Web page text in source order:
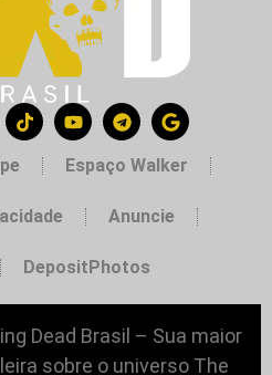
Espaço Walker
Anuncie
DepositPhotos
Dead Brasil – Sua maior
sobre o universo The